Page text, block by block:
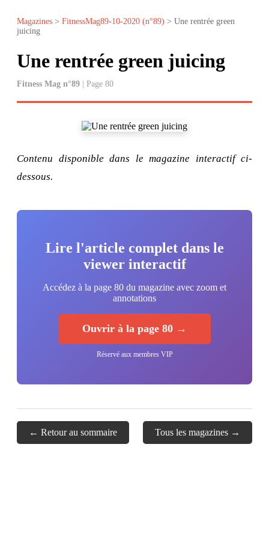
Magazines > FitnessMag89-10-2020 (n°89) > Une rentrée green
juicing
Une rentrée green juicing
Fitness Mag n°89 | Page 80
Contenu disponible dans le magazine interactif ci-
dessous.
Lire l'article complet dans le
viewer interactif
Accédez à la page 80 du magazine avec zoom et
annotations
Ouvrir à la page 80 →
Réservé aux membres VIP
← Retour au sommaire Tous les magazines →